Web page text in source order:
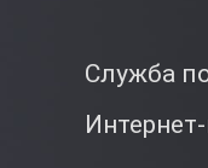
Служба